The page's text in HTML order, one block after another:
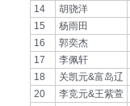
14
胡骁洋
15
杨雨田
16
郭奕杰
17
李佩轩
18
关凯元&富岛辽
20
李竞元&王紫萱